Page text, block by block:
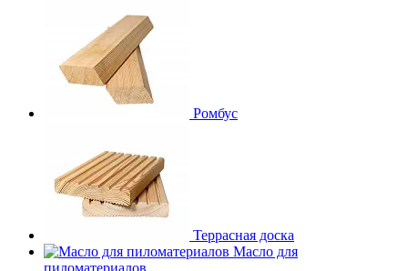
Ромбус
Террасная доска
Масло для
пиломатериалов